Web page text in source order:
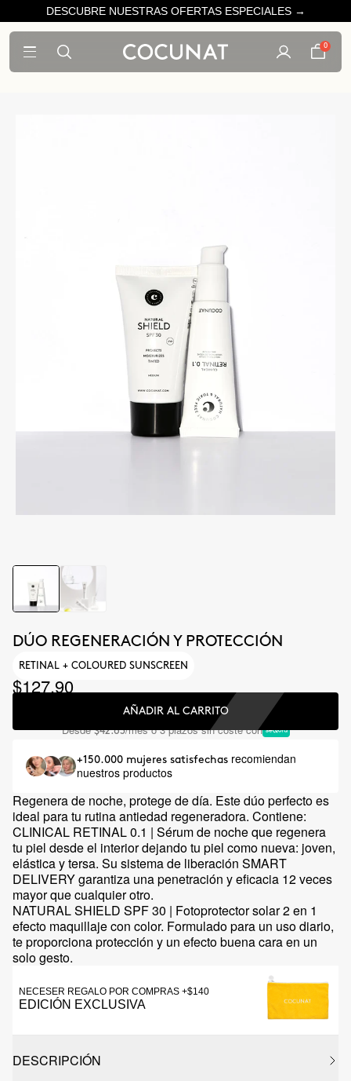
DESCUBRE NUESTRAS OFERTAS ESPECIALES →
0
DÚO REGENERACIÓN Y PROTECCIÓN
RETINAL + COLOURED SUNSCREEN
$127.90
AÑADIR AL CARRITO
Desde$42.63/mes o 3 plazos sin coste con
+150.000 mujeres satisfechas recomiendan
nuestros productos
Regenera de noche, protege de día. Este dúo perfecto es
ideal para tu rutina antiedad regeneradora. Contiene:
CLINICAL RETINAL 0.1 | Sérum de noche que regenera
tu piel desde el interior dejando tu piel como nueva: joven,
elástica y tersa. Su sistema de liberación SMART
DELIVERY garantiza una penetración y eficacia 12 veces
mayor que cualquier otro.
NATURAL SHIELD SPF 30 | Fotoprotector solar 2 en 1
efecto maquillaje con color. Formulado para un uso diario,
te proporciona protección y un efecto buena cara en un
solo gesto.
NECESER REGALO POR COMPRAS +$140
EDICIÓN EXCLUSIVA
DESCRIPCIÓN